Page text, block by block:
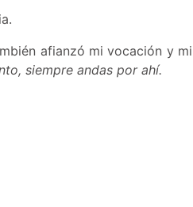
afianzó mi vocación y mi
siempre andas por ahí.